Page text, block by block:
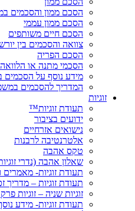
הסכם ממון והסכמים
הסכם ממון עממי
הסכם חיים משותפים
צוואה והסכמים בין
הסכם הפריה
הסכמי מתנה או הלוואה
מידע נוסף על
המדריך להסכמים
זוגיות
תעודת זוגיות™
ידועים בציבור
נישואים אזרחיים
אלטרנטיבה לרבנות
טקס אהבה
שאלון אהבה (נדרי
תעודת זוגיות- מאמרים
תעודת זוגיות – מדריך
זוגיות שניה – זוגיות
תעודת זוגיות- מידע